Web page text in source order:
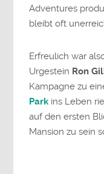
Adventures
bleibt oft
Erfreulich war
Urgestein Ron
Kampagne zu
Parkins Leben
auf den ersten
Mansion zu sein